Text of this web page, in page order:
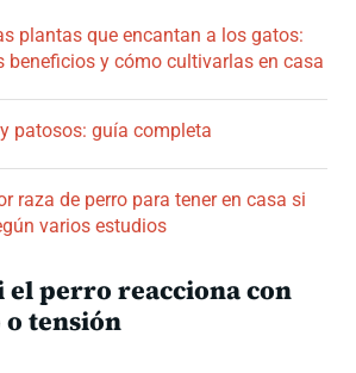
plantas que encantan a los gatos:
beneficios y cómo cultivarlas en casa
patosos: guía completa
raza de perro para tener en casa si
varios estudios
el perro reacciona con
tensión